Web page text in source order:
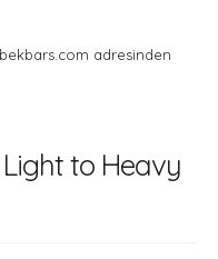
adresinden
Light to Heavy